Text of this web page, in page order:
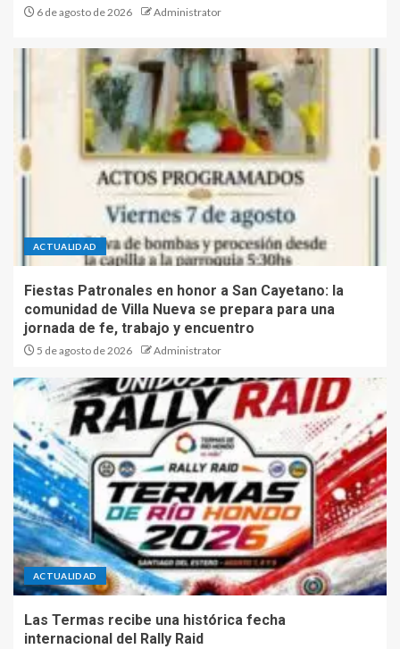
6 de agosto de 2026 Administrator
ACTUALIDAD
Fiestas Patronales en honor a San Cayetano: la
comunidad de Villa Nueva se prepara para una
jornada de fe, trabajo y encuentro
5 de agosto de 2026 Administrator
ACTUALIDAD
Las Termas recibe una histórica fecha
internacional del Rally Raid